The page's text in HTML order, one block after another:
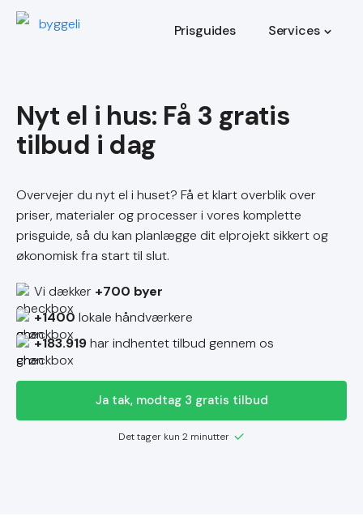
Prisguides Services
Nyt el i hus
Overvejer du nyt el i huset? Få et klart overblik over
priser, materialer og processer i vores komplette
prisguide, så du kan planlægge dit elprojekt sikkert og
økonomisk fra start til slut.
Vi dækker +700 byer
+1400 lokale håndværkere
+183.919har indhentet tilbud gennem os
Ja tak, modtag 3 gratis tilbud
Det tager kun 2 minutter